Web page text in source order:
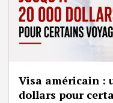
Visa américain :
dollars pour